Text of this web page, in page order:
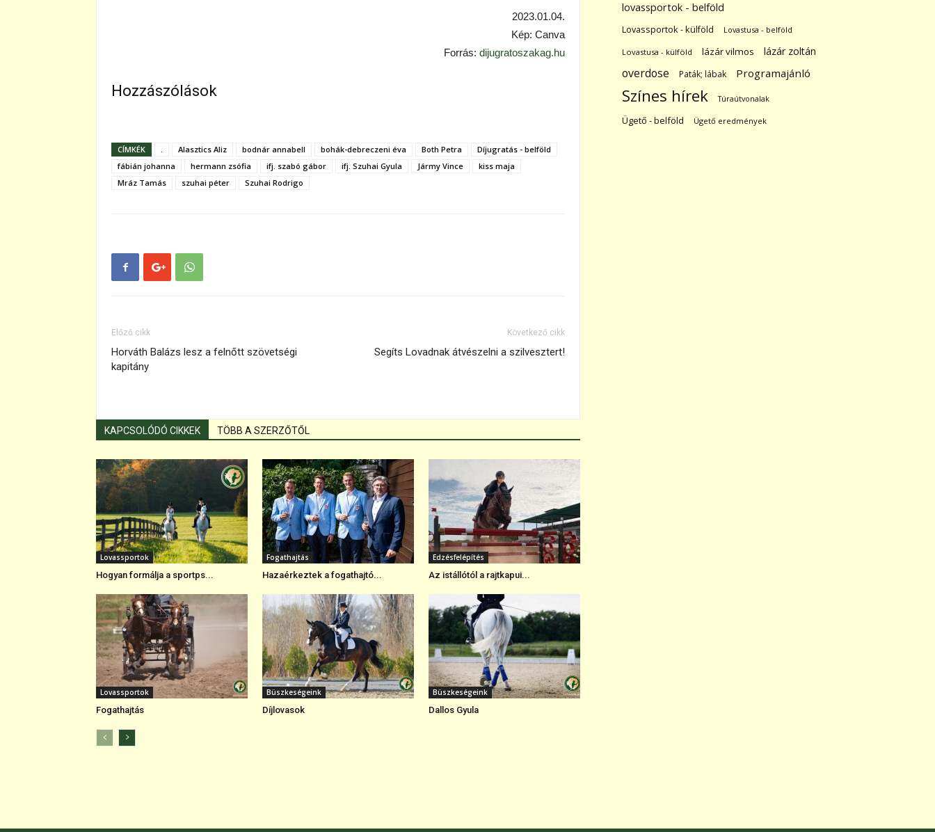
2023.01.04.
Kép: Canva
Forrás: dijugratoszakag.hu
Hozzászólások
CÍMKÉK . Alasztics Aliz bodnár annabell bohák-debreczeni éva Both Petra
Díjugratás - belföld
fábián johanna
hermann zsófia ifj. szabó gábor ifj. Szuhai Gyula Jármy Vince
kiss maja
Mráz Tamás
szuhai péter Szuhai Rodrigo
Előző cikk
Horváth Balázs lesz a felnőtt szövetségi
kapitány
Következő cikk
Segíts Lovadnak átvészelni a szilvesztert!
KAPCSOLÓDÓ CIKKEK TÖBB A SZERZŐTŐL
Lovassportok
Hogyan formálja a sportps...
Fogathajtás
Hazaérkeztek a fogathajtó...
Edzésfelépítés
Az istállótól a rajtkapui...
Lovassportok
Fogathajtás
Büszkeségeink
Díjlovasok
Büszkeségeink
Dallos Gyula
lovassportok - belföld
Lovassportok - külföld Lovastusa - belföld
Lovastusa - külföld lázár vilmos lázár zoltán
overdose Paták; lábak Programajánló
Színes hírek Túraútvonalak
Ügető - belföld Ügető eredmények